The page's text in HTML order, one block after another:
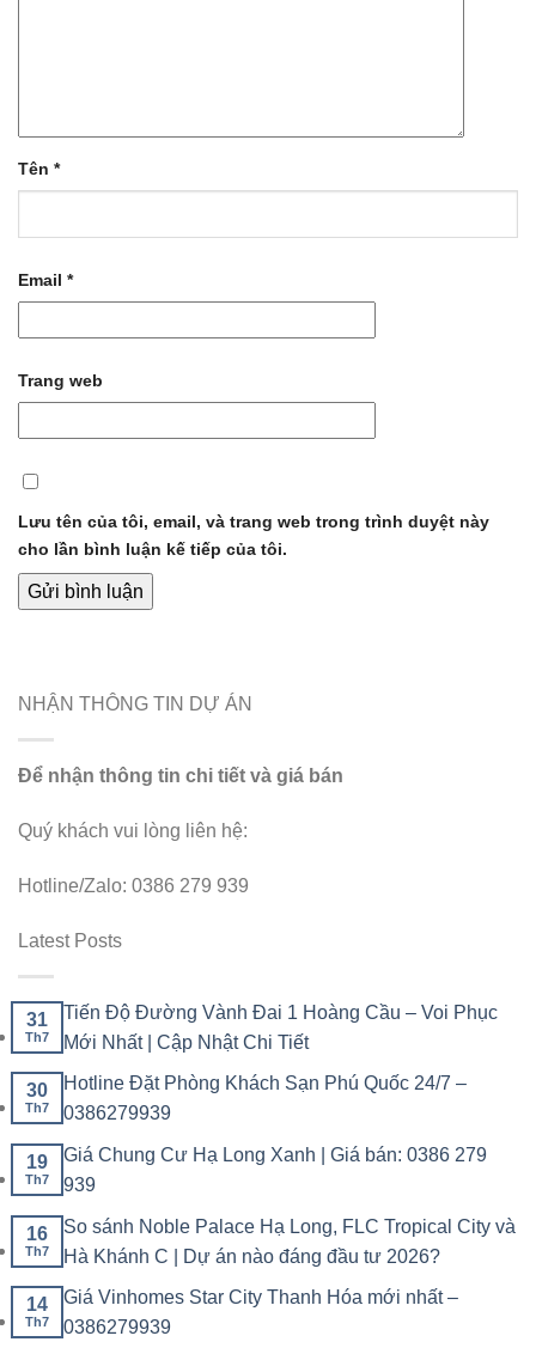
Tên *
Email *
Trang web
Lưu tên của tôi, email, và trang web trong trình duyệt này
cho lần bình luận kế tiếp của tôi.
NHẬN THÔNG TIN DỰ ÁN
Để nhận thông tin chi tiết và giá bán
Quý khách vui lòng liên hệ:
Hotline/Zalo: 0386 279 939
Latest Posts
31
Th7
Tiến Độ Đường Vành Đai 1 Hoàng Cầu – Voi Phục
Mới Nhất | Cập Nhật Chi Tiết
30
Th7
Hotline Đặt Phòng Khách Sạn Phú Quốc 24/7 –
0386279939
19
Th7
Giá Chung Cư Hạ Long Xanh | Giá bán: 0386 279
939
16
Th7
So sánh Noble Palace Hạ Long, FLC Tropical City và
Hà Khánh C | Dự án nào đáng đầu tư 2026?
14
Th7
Giá Vinhomes Star City Thanh Hóa mới nhất –
0386279939